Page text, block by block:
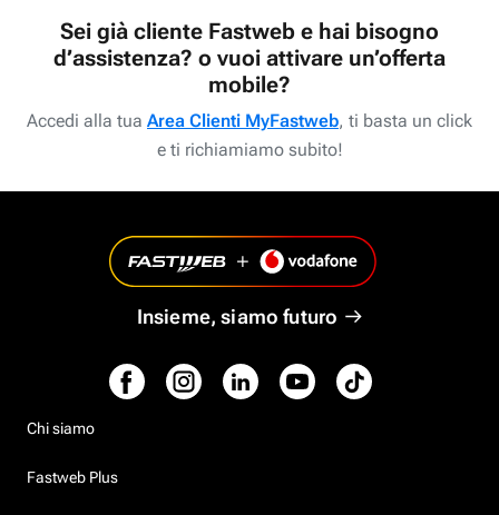
Sei già cliente Fastweb e hai bisogno
d’assistenza? o vuoi attivare un’offerta
mobile?
Accedi alla tua Area Clienti MyFastweb, ti basta un click
e ti richiamiamo subito!
Insieme, siamo futuro
Chi siamo
Fastweb Plus